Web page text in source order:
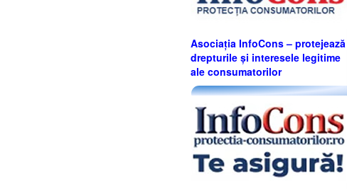
Asociația InfoCons – protejează
drepturile și interesele legitime
ale consumatorilor